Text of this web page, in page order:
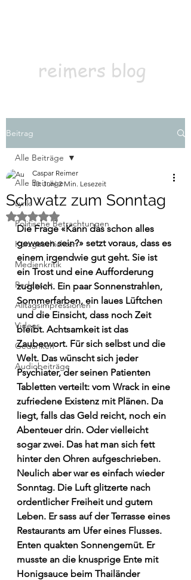
reimers blog
Beitrag
Alle Beiträge
Lyrik
Politische Betrachtungen
Kurzgeschichten
Medienkritik
Redensart
Alltagsimpressionen
Videos
Gedanken
Audiobeiträge
Alle Beiträge
Schwatz zum Sonntag
Caspar Reimer
10. Juni 2 Min. Lesezeit
Mit NaN von 5 Sternen bewertet.
Die Frage «Kann das schon alles
gewesen sein?» setzt voraus, dass es
einem irgendwie gut geht. Sie ist
ein Trost und eine Aufforderung
zugleich. Ein paar Sonnenstrahlen,
Sommerfarben, ein laues Lüftchen
und die Einsicht, dass noch Zeit
bleibt. Achtsamkeit ist das
Zauberwort. Für sich selbst und die
Welt. Das wünscht sich jeder
Psychiater, der seinen Patienten
Tabletten verteilt: vom Wrack in eine
zufriedene Existenz mit Plänen. Da
liegt, falls das Geld reicht, noch ein
Abenteuer drin. Oder vielleicht
sogar zwei. Das hat man sich fett
hinter den Ohren aufgeschrieben.
Neulich aber war es einfach wieder
Sonntag. Die Luft glitzerte nach
ordentlicher Freiheit und gutem
Leben. Er sass auf der Terrasse eines
Restaurants am Ufer eines Flusses.
Enten quakten Sonnengemüt. Er
musste an die knusprige Ente mit
Honigsauce beim Thailänder